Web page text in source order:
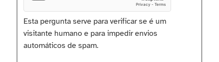
Esta pergunta serve para verificar se é um
visitante humano e para impedir envios
automáticos de spam.